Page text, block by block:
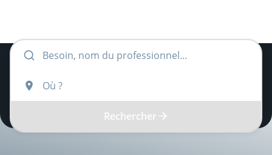
Rechercher